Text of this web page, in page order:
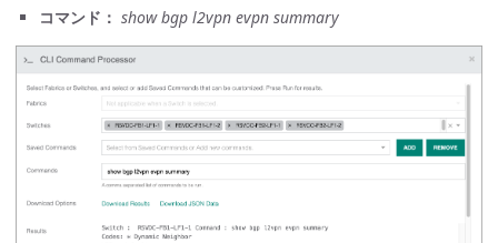
コマンド： show bgp l2vpn evpn summary